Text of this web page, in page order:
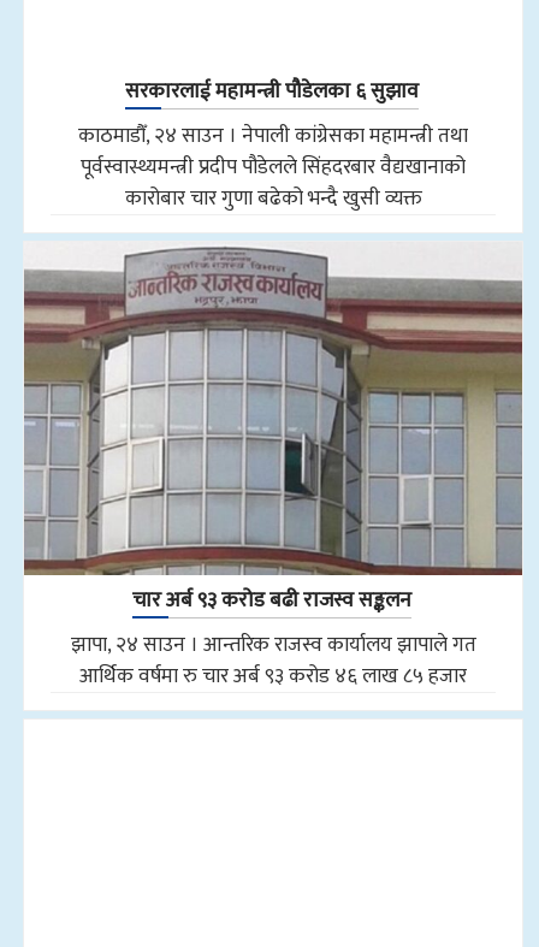
सरकारलाई महामन्त्री पौडेलका ६ सुझाव
काठमाडौँ, २४ साउन । नेपाली कांग्रेसका महामन्त्री तथा
पूर्वस्वास्थ्यमन्त्री प्रदीप पौडेलले सिंहदरबार वैद्यखानाको
कारोबार चार गुणा बढेको भन्दै खुसी व्यक्त
चार अर्ब ९३ करोड बढी राजस्व सङ्कलन
झापा, २४ साउन । आन्तरिक राजस्व कार्यालय झापाले गत
आर्थिक वर्षमा रु चार अर्ब ९३ करोड ४६ लाख ८५ हजार